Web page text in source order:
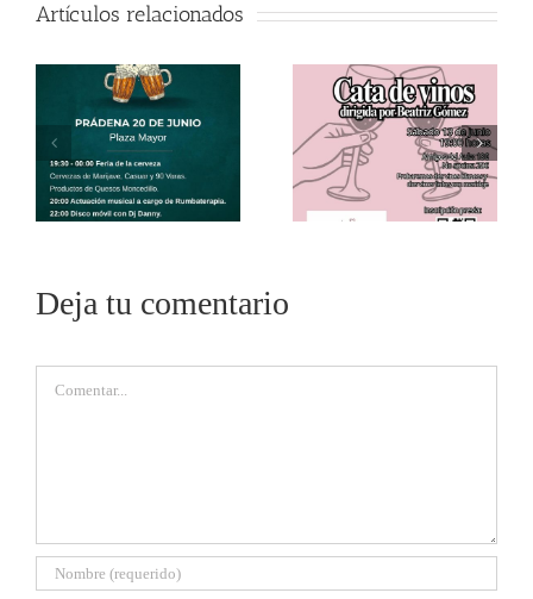
Artículos relacionados
Deja tu comentario
Comentar